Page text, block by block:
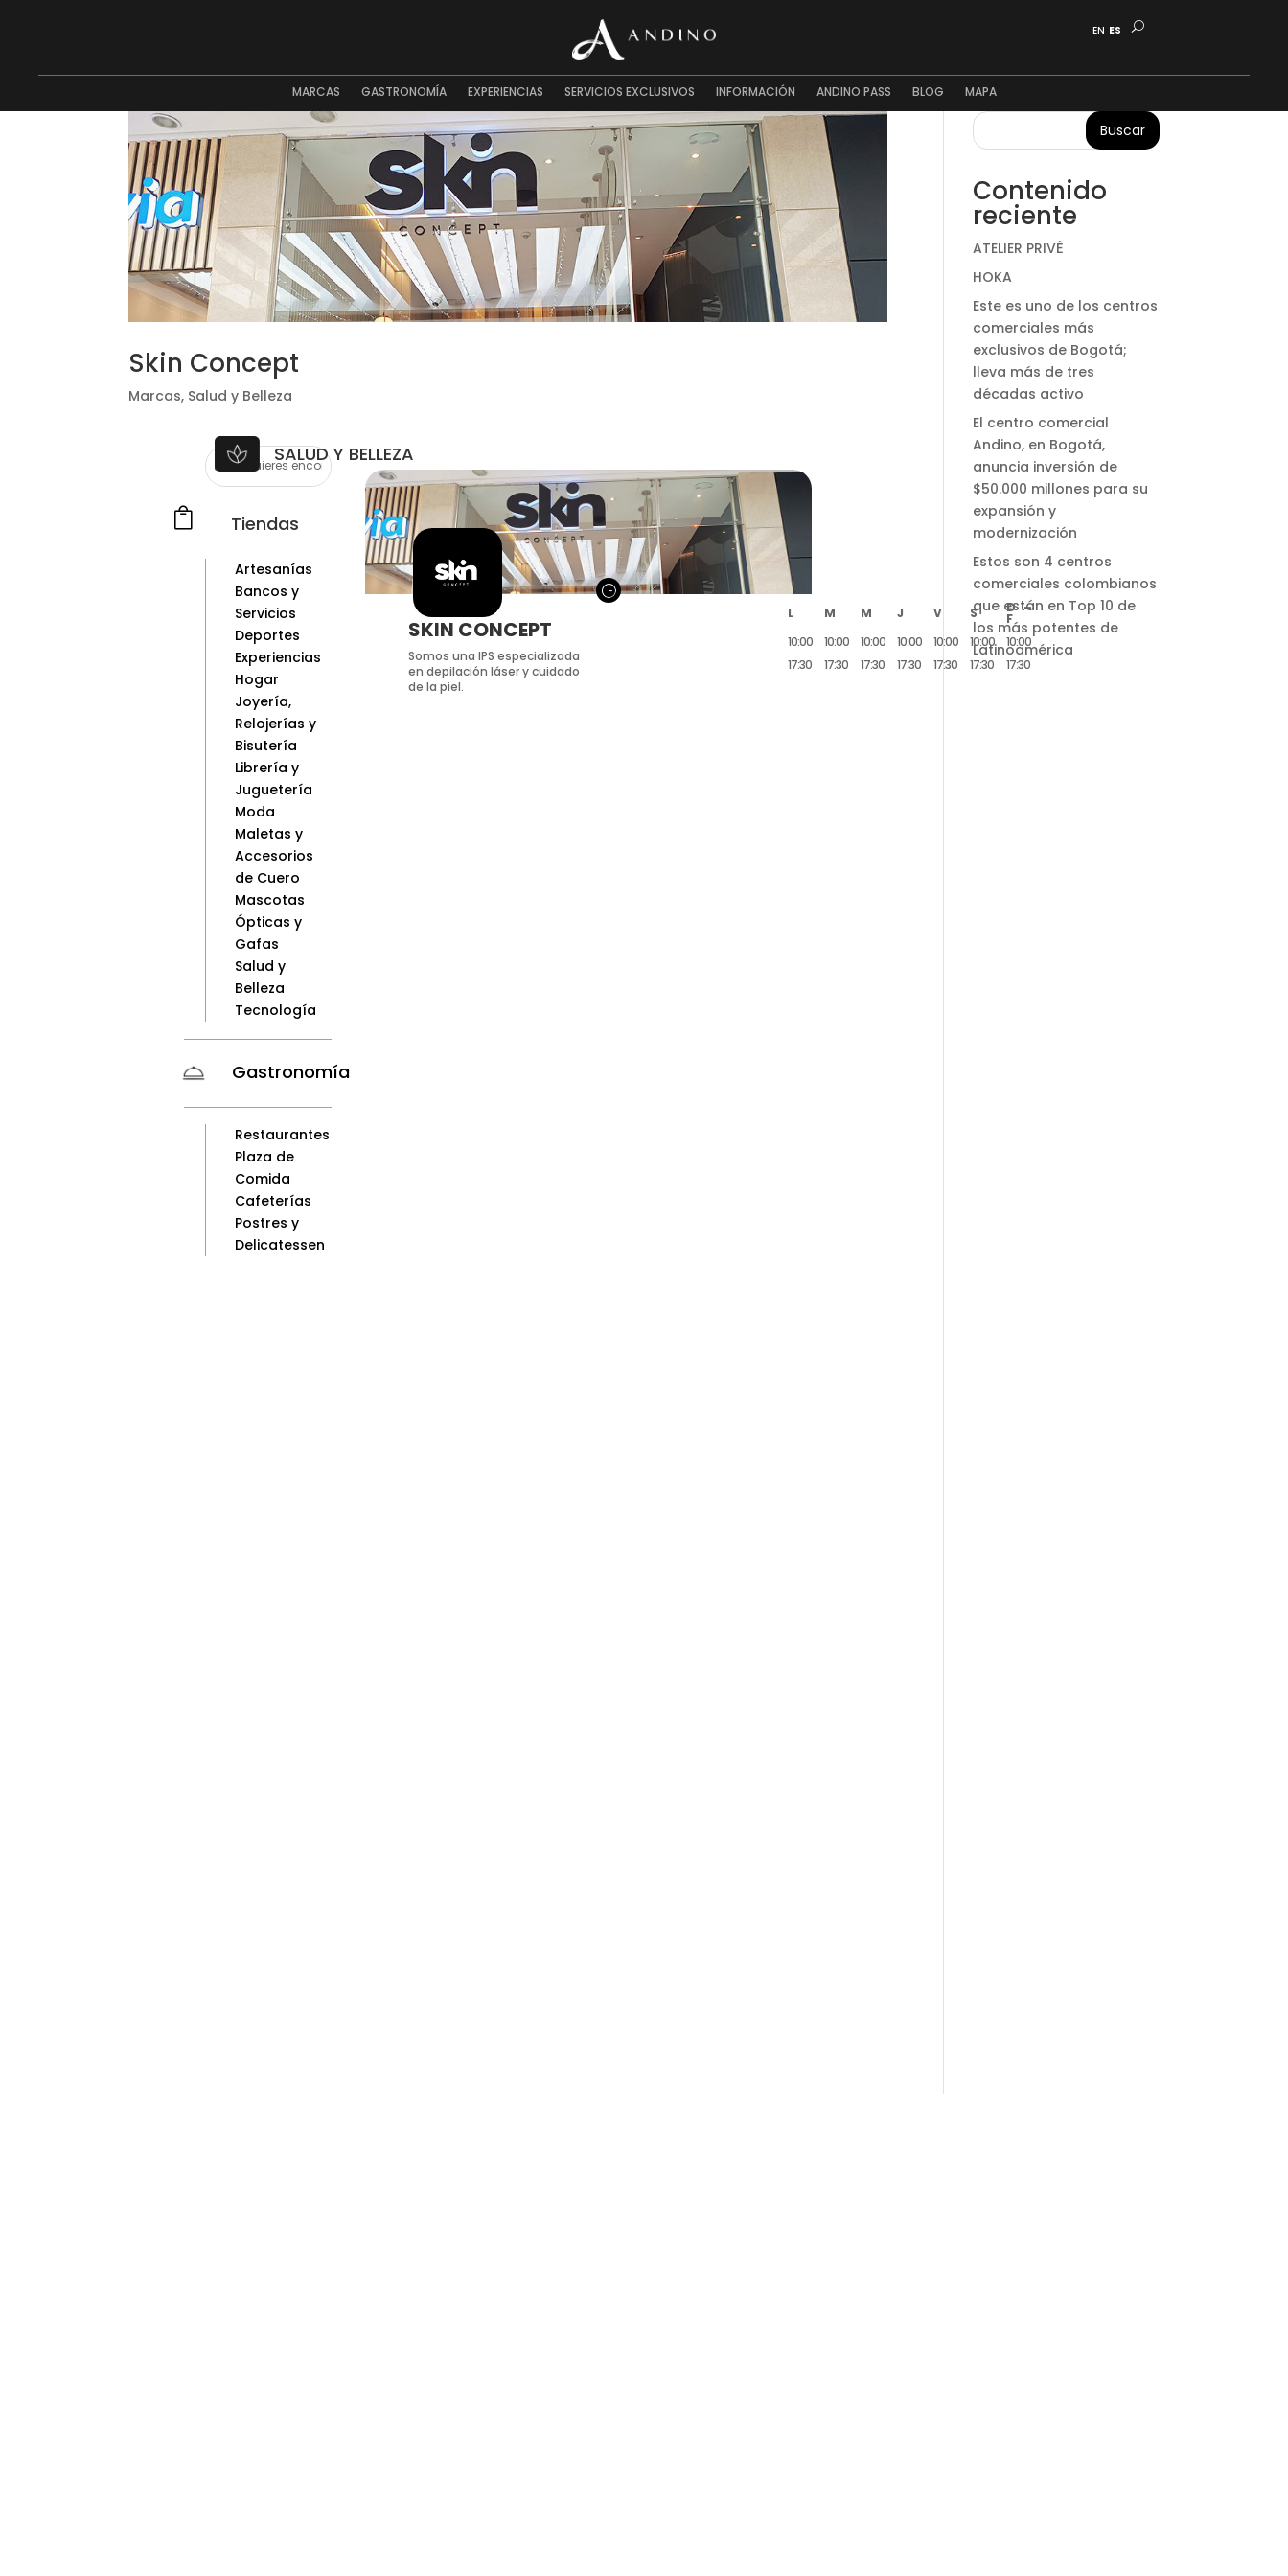
EN ES
MARCAS GASTRONOMÍA EXPERIENCIAS SERVICIOS EXCLUSIVOS INFORMACIÓN ANDINO PASS BLOG MAPA
Skin Concept
Marcas, Salud y Belleza
 Tiendas
Artesanías
Bancos y
Servicios
Deportes
Experiencias
Hogar
Joyería,
Relojerías y
Bisutería
Librería y
Juguetería
Moda
Maletas y
Accesorios
de Cuero
Mascotas
Ópticas y
Gafas
Salud y
Belleza
Tecnología
Gastronomía
Restaurantes
Plaza de
Comida
Cafeterías
Postres y
Delicatessen
SALUD Y BELLEZA
SKIN CONCEPT
Somos una IPS especializada
en depilación láser y cuidado
de la piel.
L M M J V S D –
F
10:00
17:30
10:00
17:30
10:00
17:30
10:00
17:30
10:00
17:30
10:00
17:30
10:00
17:30
}
Buscar
Contenido
reciente
ATELIER PRIVÊ
HOKA
Este es uno de los centros
comerciales más
exclusivos de Bogotá;
lleva más de tres
décadas activo
El centro comercial
Andino, en Bogotá,
anuncia inversión de
$50.000 millones para su
expansión y
modernización
Estos son 4 centros
comerciales colombianos
que están en Top 10 de
los más potentes de
Latinoamérica